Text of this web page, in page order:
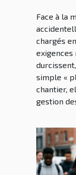
Face à la
chargés
exigences
simple «
chantier,
gestion